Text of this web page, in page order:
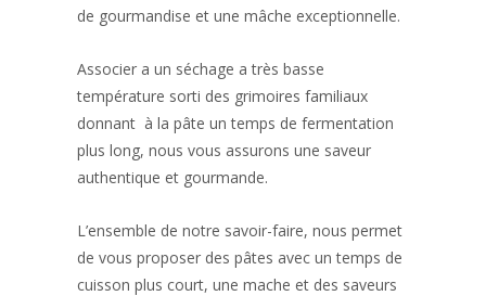
de gourmandise et une mâche exceptionnelle.
Associer a un séchage a très basse
température sorti des grimoires familiaux
donnant à la pâte un temps de fermentation
plus long, nous vous assurons une saveur
authentique et gourmande.
L’ensemble de notre savoir-faire, nous permet
de vous proposer des pâtes avec un temps de
cuisson plus court, une mache et des saveurs